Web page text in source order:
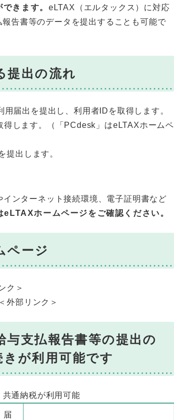
きます。 eLTAX（エルタックス）に対応
告書等のデータを提出することも可能で
提出の流れ
届出を提出し、利用者IDを取得します。
得します。（「PCdesk」はeLTAXホームペ
提出します。
ンターネット接続環境、電子証明書など
eLTAXホームページをご確認ください。
ページ
ク＞
＜外部リンク＞
支払報告書等の提出の
が利用可能です
通納税が利用可能
届